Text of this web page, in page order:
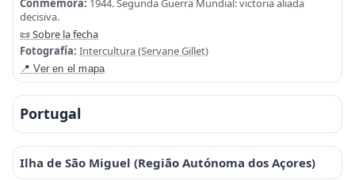
Conmemora: 1944. Segunda Guerra Mundial: victoria aliada
decisiva.
📜 Sobre la fecha
Fotografía: Intercultura (Servane Gillet)
📍 Ver en el mapa
Portugal
Ilha de São Miguel (Região Autónoma dos Açores)